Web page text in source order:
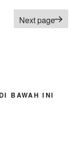
Next page
BAWAH INI